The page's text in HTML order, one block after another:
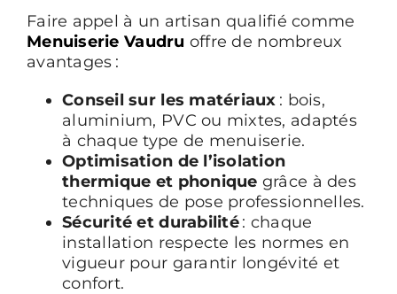
Faire appel à un artisan qualifié comme
Menuiserie Vaudru offre de nombreux
avantages :
Conseil sur les matériaux : bois,
aluminium, PVC ou mixtes, adaptés
à chaque type de menuiserie.
Optimisation de l’isolation
thermique et phonique grâce à des
techniques de pose professionnelles.
Sécurité et durabilité: chaque
installation respecte les normes en
vigueur pour garantir longévité et
confort.